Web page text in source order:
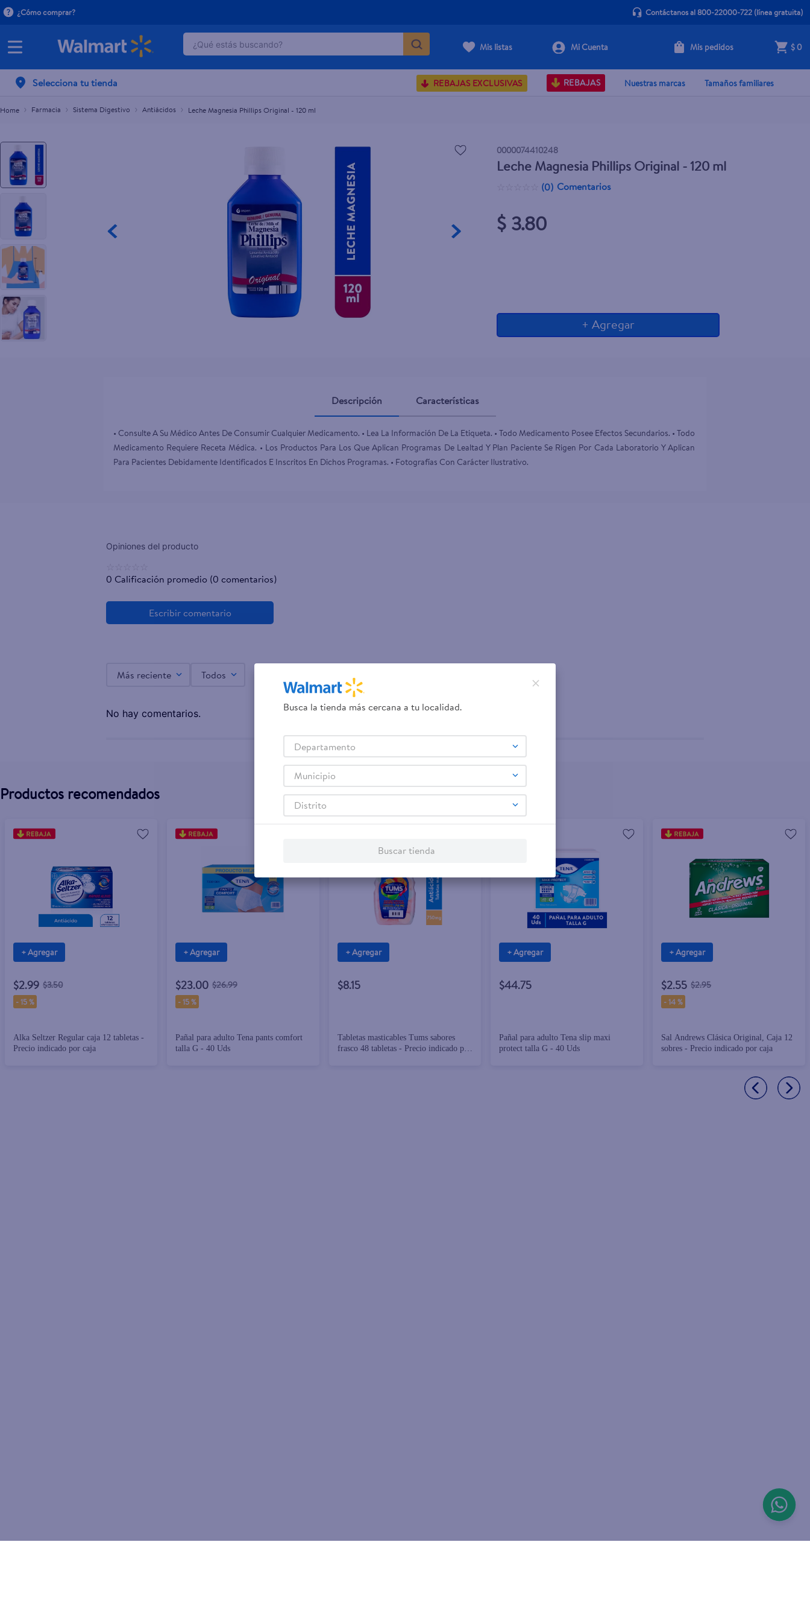
¿Cómo comprar? Contáctanos al 800-22000-722(línea gratuita)
¿Qué estás buscando?
Mis listas Mis pedidos $ 0
Selecciona tu tienda REBAJAS EXCLUSIVAS REBAJAS Nuestras marcas Tamaños familiares
Farmacia Sistema Digestivo Antiácidos Leche Magnesia Phillips Original - 120 ml
0000074410248
Leche Magnesia Phillips Original - 120 ml
(0) Comentarios
$ 3.80
+ Agregar
Leche Magnesia Phillips Original - 120 ml
+ Agregar
Descripción Características
• Consulte A Su Médico Antes De Consumir Cualquier Medicamento. • Lea La Información De La Etiqueta. • Todo Medicamento Posee Efectos Secundarios. • Todo
Medicamento Requiere Receta Médica. • Los Productos Para Los Que Aplican Programas De Lealtad Y Plan Paciente Se Rigen Por Cada Laboratorio Y Aplican
Para Pacientes Debidamente Identificados E Inscritos En Dichos Programas. • Fotografías Con Carácter Ilustrativo.
0 Calificación promedio (0 comentarios)
Más reciente Todos
No hay comentarios.
Productos recomendados
+ Agregar
$2.99 $3.50
-15 %
Alka Seltzer Regular caja 12 tabletas -
Precio indicado por caja
+ Agregar
$23.00 $26.99
-15 %
Pañal para adulto Tena pants comfort
talla G - 40 Uds
+ Agregar
$8.15
Tabletas masticables Tums sabores
frasco 48 tabletas - Precio indicado por
+ Agregar
$44.75
Pañal para adulto Tena slip maxi
protect talla G - 40 Uds
+ Agregar
$2.55 $2.95
-14 %
Sal Andrews Clásica Original, Caja 12
sobres - Precio indicado por caja
Busca la tienda más cercana a tu localidad.
Departamento
Municipio
Distrito
Buscar tienda
TÉRMINOS MÁS BUSCADOS
2.
dove uv
hellmanns
refrigerador
ventilador
pampers
tv